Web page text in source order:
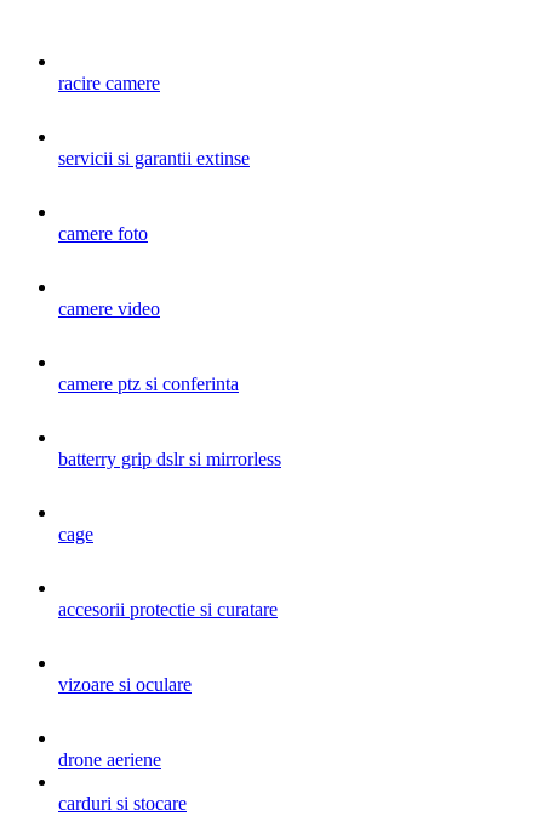
racire camere
servicii si garantii extinse
camere foto
camere video
camere ptz si conferinta
batterry grip dslr si mirrorless
cage
accesorii protectie si curatare
vizoare si oculare
drone aeriene
carduri si stocare